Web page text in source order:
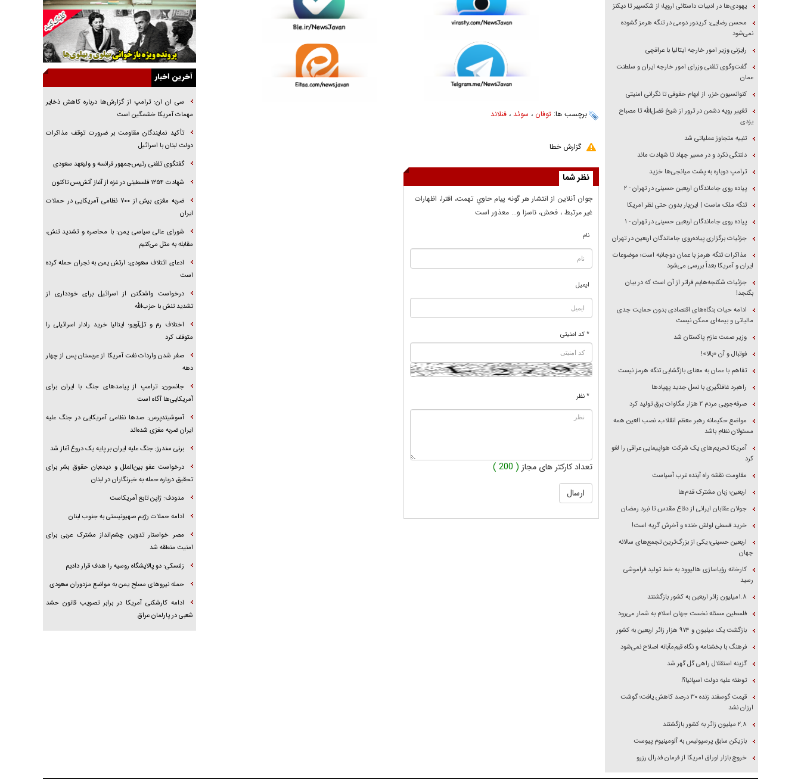
برچسب ها: توفان ، سوئد ، فنلاند
گزارش خطا
نظر شما
جوان آنلاين از انتشار هر گونه پيام حاوي تهمت، افترا، اظهارات
غير مرتبط ، فحش، ناسزا و... معذور است
نام
ایمیل
* کد امنیتی
* نظر
تعداد کارکتر های مجاز ( 200 )
یهودی‌ها در ادبیات داستانی اروپا؛ از شکسپیر تا دیکنز
محسن رضایی: کریدور دومی در تنگه هرمز گشوده
نمی‌شود
رایزنی وزیر امور خارجه ایتالیا با عراقچی
گفت‌وگوی تلفنی وزرای امور خارجه ایران و سلطنت
عمان
کنوانسیون خزر، از ابهام حقوقی تا نگرانی امنیتی
تغییر رویه دشمن در ترور از شیخ فضل‌الله تا مصباح
یزدی
تنبیه متجاوز عملیاتی شد
دلتنگی نکرد و در مسیر جهاد تا شهادت ماند
ترامپ دوباره به پشت میانجی‌ها خزید
پیاده روی جاماندگان اربعین حسینی در تهران - ۲
تنگه ملک ماست | این‌بار بدون حتی نظر امریکا
پیاده روی جاماندگان اربعین حسینی در تهران - ۱
جزئیات برگزاری پیاده‌روی جاماندگان اربعین در تهران
مذاکرات تنگه هرمز با عمان دوجانبه است؛ موضوعات
ایران و آمریکا بعداً بررسی می‌شود
جزئیات شکنجه‌هایم فراتر از آن است که در بیان
بگنجد!
ادامه حیات بنگاه‌های اقتصادی بدون حمایت جدی
مالیاتی و بیمه‌ای ممکن نیست
وزیر صمت عازم پاکستان شد
فوتبال و آن «بالا»!
تفاهم با عمان به معنای بازگشایی تنگه هرمز نیست
راهبرد غافلگیری با نسل جدید پهپاد‌ها
صرفه‌جویی مردم ۲ هزار مگاوات برق تولید کرد
مواضع حکیمانه رهبر معظم انقلاب، نصب العین همه
مسئولان نظام باشد
آمریکا تحریم‌های یک شرکت هواپیمایی عراقی را لغو
کرد
مقاومت نقشه راه آینده غرب آسیاست
اربعین؛ زبان مشترک قدم‌ها
جولان عقابان ایرانی از دفاع مقدس تا نبرد رمضان
خرید قسطی اولش خنده و آخرش گریه است!
اربعین حسینی؛ یکی از بزرگ‌ترین تجمع‌های سالانه
جهان
کارخانه رؤیاسازی هالیوود به خط تولید فراموشی
رسید
۱.۸میلیون زائر اربعین به کشور بازگشتند
فلسطین مسئله نخست جهان اسلام به شمار می‌رود
بازگشت یک میلیون و ۹۷۴ هزار زائر اربعین به کشور
فرهنگ با بخشنامه و نگاه قیم‌مآبانه اصلاح نمی‌شود
گزینه استقلال راهی گل گهر شد
توطئه علیه دولت اسپانیا؟!
قیمت گوسفند زنده ۳۰ درصد کاهش یافت؛ گوشت
ارزان نشد
۲.۸ میلیون زائر به کشور بازگشتند
بازیکن سابق پرسپولیس به آلومینیوم پیوست
خروج بازار اوراق امریکا از فرمان فدرال رزرو
جنجال پزشکان تقلبی در صنعت زیبایی
یهودی‌ها در ادبیات داستانی اروپا؛ از شکسپیر تا
دیکنز
گفت‌وگو با خواهر یکی از شهدای جنگ رمضان/
خواهرم فرمانده جهادی و اهل خدمت بی‌منت بود
بگنجد!
برابر یورش به پاسگاه‌های پلیس
تحلیل ابعاد پیام رهبر انقلاب به حزب‌الله/ مقاومت
نقشه راه آینده غرب آسیا
آخرین اخبار
سی ان ان: ترامپ از گزارش‌ها درباره کاهش ذخایر
مهمات آمریکا خشمگین است
تأکید نمایندگان مقاومت بر ضرورت توقف مذاکرات
دولت لبنان با اسرائیل
گفتگوی تلفنی رئیس‌جمهور فرانسه و ولیعهد سعودی
شهادت ۱۲۵۴ فلسطینی در غزه از آغاز آتش‌بس تاکنون
ضربه مغزی بیش از ۷۰۰ نظامی آمریکایی در حملات
ایران
شورای عالی سیاسی یمن: با محاصره و تشدید تنش،
مقابله به مثل می‌کنیم
ادعای ائتلاف سعودی: ارتش یمن به نجران حمله کرده
است
درخواست واشنگتن از اسرائیل برای خودداری از
تشدید تنش با حزب‌الله
اختلاف رم و تل‌آویو؛ ایتالیا خرید رادار اسرائیلی را
متوقف کرد
صفر شدن واردات نفت آمریکا از عربستان پس از چهار
دهه
جانسون: ترامپ از پیامد‌های جنگ با ایران برای
آمریکایی‌ها آگاه است
آسوشیتدپرس: صد‌ها نظامی آمریکایی در جنگ علیه
ایران ضربه مغزی شده‌اند
برنی سندرز: جنگ علیه ایران بر پایه یک دروغ آغاز شد
درخواست عفو بین‌الملل و دیده‌بان حقوق بشر برای
تحقیق درباره حمله به خبرنگاران در لبنان
مدودف: ژاپن تابع آمریکاست
ادامه حملات رژیم صهیونیستی به جنوب لبنان
مصر خواستار تدوین چشم‌انداز مشترک عربی برای
امنیت منطقه شد
زلنسکی: دو پالایشگاه روسیه را هدف قرار دادیم
حمله نیرو‌های مسلح یمن به مواضع مزدوران سعودی
ادامه کارشکنی آمریکا در برابر تصویب قانون حشد
شعبی در پارلمان عراق